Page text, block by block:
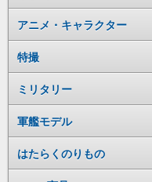
アニメ・キャラクター
特撮
ミリタリー
軍艦モデル
はたらくのりもの